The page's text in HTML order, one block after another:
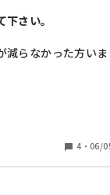
さい。
減らなかった方いま
4 ・ 06/